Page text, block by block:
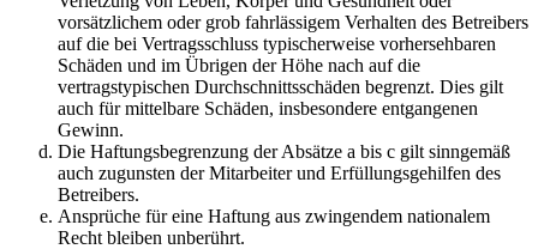
vorsätzlichem oder grob fahrlässigem Verhalten des Betreibers
auf die bei Vertragsschluss typischerweise vorhersehbaren
Schäden und im Übrigen der Höhe nach auf die
vertragstypischen Durchschnittsschäden begrenzt. Dies gilt
auch für mittelbare Schäden, insbesondere entgangenen
Gewinn.
Die Haftungsbegrenzung der Absätze a bis c gilt sinngemäß
auch zugunsten der Mitarbeiter und Erfüllungsgehilfen des
Betreibers.
Ansprüche für eine Haftung aus zwingendem nationalem
Recht bleiben unberührt.